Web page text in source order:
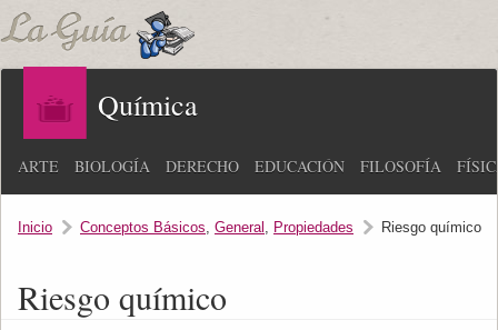
Química
ARTE BIOLOGÍA DERECHO EDUCACIÓN FILOSOFÍA
Inicio Conceptos Básicos, General , Propiedades Riesgo químico
Riesgo químico